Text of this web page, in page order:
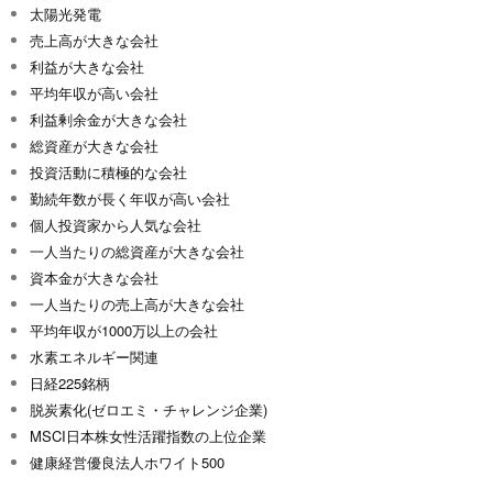
太陽光発電
売上高が大きな会社
利益が大きな会社
平均年収が高い会社
利益剰余金が大きな会社
総資産が大きな会社
投資活動に積極的な会社
勤続年数が長く年収が高い会社
個人投資家から人気な会社
一人当たりの総資産が大きな会社
資本金が大きな会社
一人当たりの売上高が大きな会社
平均年収が1000万以上の会社
水素エネルギー関連
日経225銘柄
脱炭素化(ゼロエミ・チャレンジ企業)
MSCI日本株女性活躍指数の上位企業
健康経営優良法人ホワイト500